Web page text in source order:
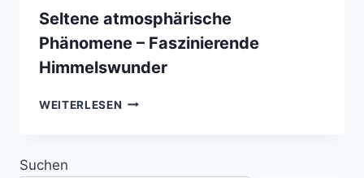
Seltene atmosphärische
Phänomene – Faszinierende
Himmelswunder
WEITERLESEN SELTENE
Suchen